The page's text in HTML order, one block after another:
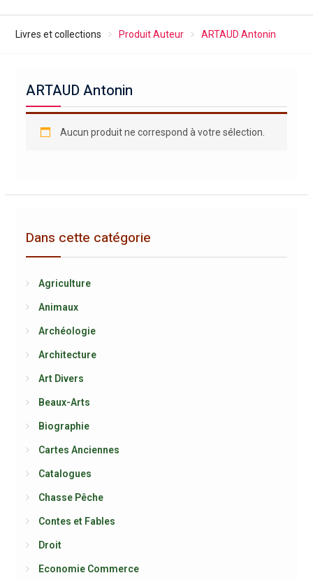
Livres et collections Produit Auteur ARTAUD Antonin
ARTAUD Antonin
Aucun produit ne correspond à votre sélection.
Dans cette catégorie
Agriculture
Animaux
Archéologie
Architecture
Art Divers
Beaux-Arts
Biographie
Cartes Anciennes
Catalogues
Chasse Pêche
Contes et Fables
Droit
Economie Commerce